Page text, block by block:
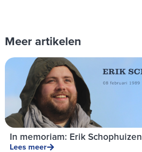
Meer artikelen
In memoriam: Erik Schophuizen
Lees meer